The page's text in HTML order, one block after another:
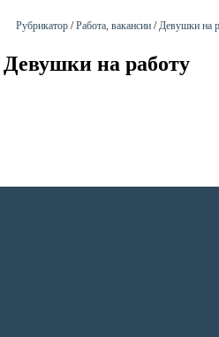
Рубрикатор /Работа, вакансии /Девушки на
Девушки на работу